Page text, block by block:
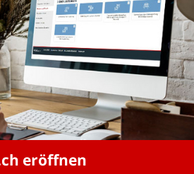
eröffnen